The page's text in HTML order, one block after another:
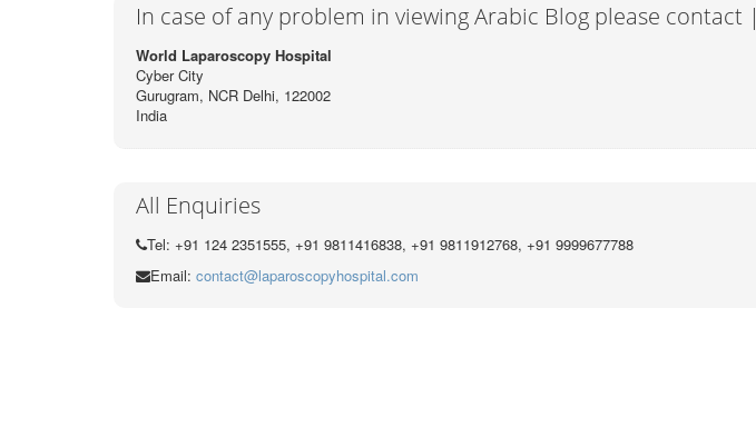
In case of any problem in viewing Arabic Blog please contact |
World Laparoscopy Hospital
Cyber City
Gurugram, NCR Delhi, 122002
India
All Enquiries
Tel: +91 124 2351555, +91 9811416838, +91 9811912768, +91 9999677788
Email: contact@laparoscopyhospital.com